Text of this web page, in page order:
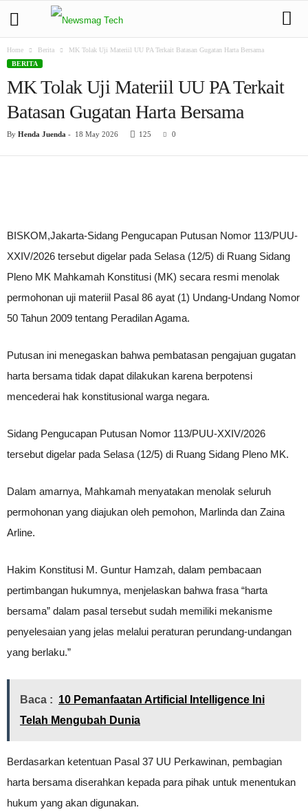
Home Berita
MK Tolak Uji Materiil UU PA Terkait Batasan Gugatan Harta Bersama
BERITA
MK Tolak Uji Materiil UU PA Terkait
Batasan Gugatan Harta Bersama
By Henda Juenda - 18 May 2026 125 0
BISKOM,Jakarta-Sidang Pengucapan Putusan Nomor 113/PUU-
XXIV/2026 tersebut digelar pada Selasa (12/5) di Ruang Sidang
Pleno MK Mahkamah Konstitusi (MK) secara resmi menolak
permohonan uji materiil Pasal 86 ayat (1) Undang-Undang Nomor
50 Tahun 2009 tentang Peradilan Agama.
Putusan ini menegaskan bahwa pembatasan pengajuan gugatan
harta bersama tidak dapat dilakukan karena berpotensi
mencederai hak konstitusional warga negara.
Sidang Pengucapan Putusan Nomor 113/PUU-XXIV/2026
tersebut digelar pada Selasa (12/5) di Ruang Sidang Pleno MK.
Dalam amarnya, Mahkamah menyatakan menolak seluruh
permohonan yang diajukan oleh pemohon, Marlinda dan Zaina
Arline.
Hakim Konstitusi M. Guntur Hamzah, dalam pembacaan
pertimbangan hukumnya, menjelaskan bahwa frasa “harta
bersama” dalam pasal tersebut sudah memiliki mekanisme
penyelesaian yang jelas melalui peraturan perundang-undangan
yang berlaku.”
Baca : 10 Pemanfaatan Artificial Intelligence Ini
Telah Mengubah Dunia
Berdasarkan ketentuan Pasal 37 UU Perkawinan, pembagian
harta bersama diserahkan kepada para pihak untuk menentukan
hukum yang akan digunakan.